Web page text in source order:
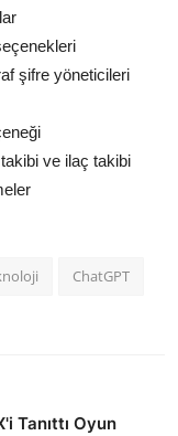
şifre yöneticileri
ve ilaç takibi
ChatGPT
Tanıttı Oyun